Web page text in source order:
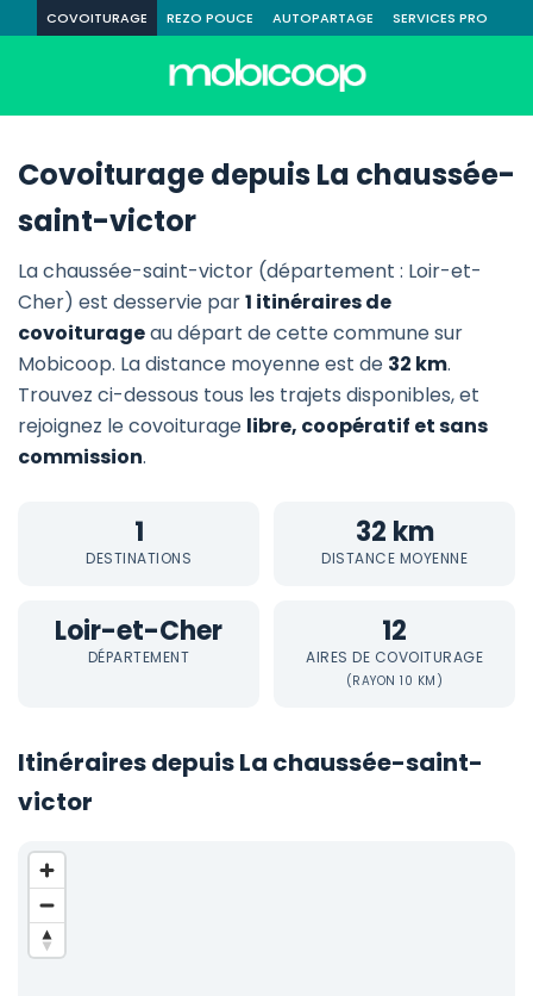
COVOITURAGE REZO POUCE AUTOPARTAGE SERVICES PRO
Covoiturage depuis La chaussée-
saint-victor
La chaussée-saint-victor (département : Loir-et-
Cher) est desservie par1 itinéraires de
covoiturageau départ de cette commune sur
Mobicoop. La distance moyenne est de 32 km.
Trouvez ci-dessous tous les trajets disponibles, et
rejoignez le covoiturage libre, coopératif et sans
commission.
1
DESTINATIONS
32 km
DISTANCE MOYENNE
Loir-et-Cher
DÉPARTEMENT
12
AIRES DE COVOITURAGE
(RAYON 10 KM)
Itinéraires depuis La chaussée-saint-
victor